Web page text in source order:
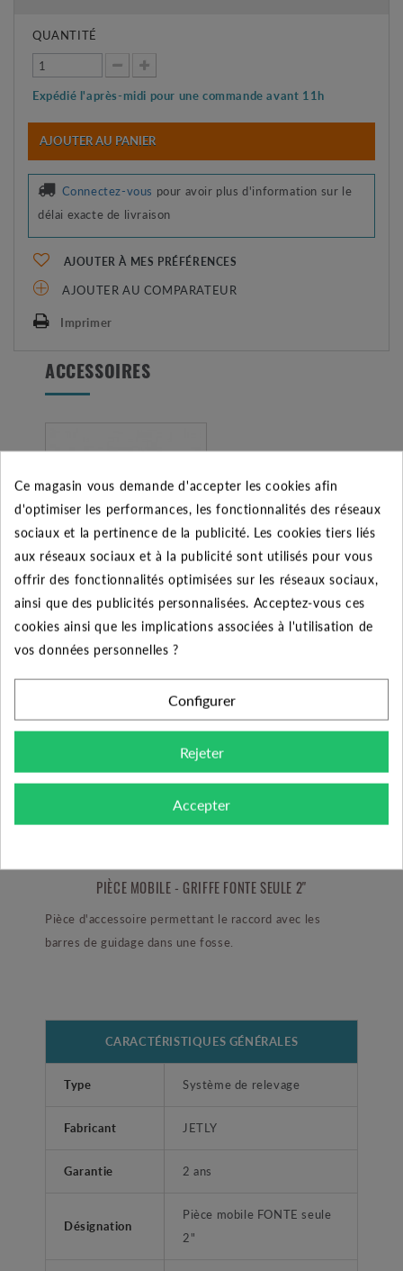
QUANTITÉ
Expédié l'après-midi pour une commande avant 11h
AJOUTER AU PANIER
Connectez-vous pour avoir plus d'information sur le
délai exacte de livraison
AJOUTER À MES PRÉFÉRENCES
AJOUTER AU COMPARATEUR
Imprimer
ACCESSOIRES
Système de relevage
DSD PF
223.68 €
Ajouter au panier
PIÈCE MOBILE - GRIFFE FONTE SEULE 2"
Pièce d'accessoire permettant le raccord avec les
barres de guidage dans une fosse.
CARACTÉRISTIQUES GÉNÉRALES
Type Système de relevage
Fabricant JETLY
Garantie 2 ans
Désignation
Pièce mobile FONTE seule
2"
Ce magasin vous demande d'accepter les cookies afin
d'optimiser les performances, les fonctionnalités des réseaux
sociaux et la pertinence de la publicité. Les cookies tiers liés
aux réseaux sociaux et à la publicité sont utilisés pour vous
offrir des fonctionnalités optimisées sur les réseaux sociaux,
ainsi que des publicités personnalisées. Acceptez-vous ces
cookies ainsi que les implications associées à l'utilisation de
vos données personnelles ?
Configurer
Rejeter
Accepter